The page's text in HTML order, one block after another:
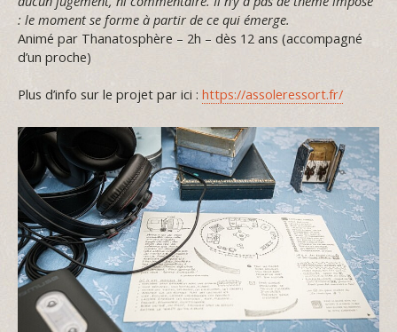
: le moment se forme à partir de ce qui émerge.
Animé par Thanatosphère – 2h – dès 12 ans (accompagné
d’un proche)
Plus d’info sur le projet par ici : https://assoleressort.fr/